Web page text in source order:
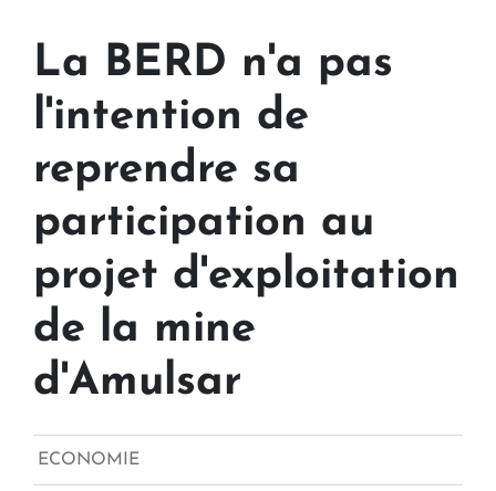
La BERD n'a pas
l'intention de
reprendre sa
participation au
projet d'exploitation
de la mine
d'Amulsar
ECONOMIE